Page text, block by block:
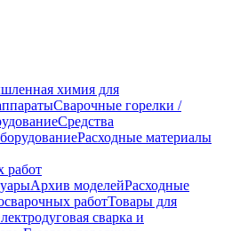
химия для
Сварочные горелки /
Средства
Расходные материалы
работ
Архив моделейРасходные
работТовары для
сварка и